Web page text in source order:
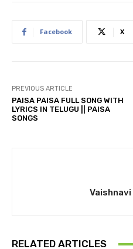
Facebook X
PREVIOUS ARTICLE
PAISA PAISA FULL SONG WITH
LYRICS IN TELUGU || PAISA
SONGS
Vaishnavi
RELATED ARTICLES